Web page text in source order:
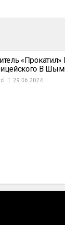
«прокатил»
В
29.06.2024